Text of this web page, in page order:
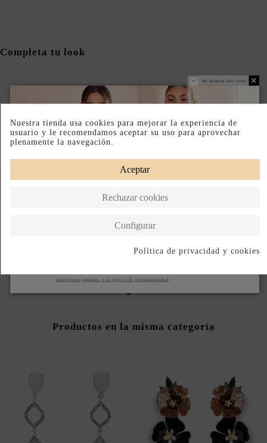
Completa tu look
EARCUFF TOGUSA VERDE
Productos en la misma categoría
No mostrar más veces
condiciones generales y la política de confidencialidad
Nuestra tienda usa cookies para mejorar la experiencia de
usuario y le recomendamos aceptar su uso para aprovechar
plenamente la navegación.
Aceptar
Rechazar cookies
Configurar
Política de privacidad y cookies